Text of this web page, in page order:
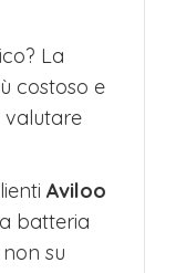
La
costoso e
valutare
Aviloo
batteria
su